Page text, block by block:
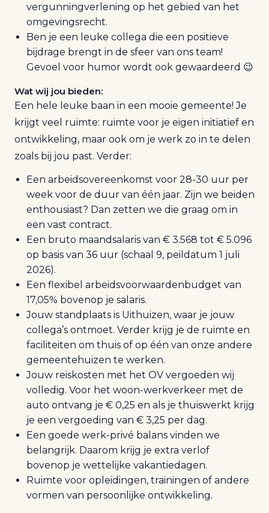
vergunningverlening op het gebied van het
omgevingsrecht.
Ben je een leuke collega die een positieve
bijdrage brengt in de sfeer van ons team!
Gevoel voor humor wordt ook gewaardeerd 😉
Wat wij jou bieden:
Een hele leuke baan in een mooie gemeente! Je
krijgt veel ruimte: ruimte voor je eigen initiatief en
ontwikkeling, maar ook om je werk zo in te delen
zoals bij jou past. Verder:
Een arbeidsovereenkomst voor 28-30 uur per
week voor de duur van één jaar. Zijn we beiden
enthousiast? Dan zetten we die graag om in
een vast contract.
Een bruto maandsalaris van € 3.568 tot € 5.096
op basis van 36 uur (schaal 9, peildatum 1 juli
2026).
Een flexibel arbeidsvoorwaardenbudget van
17,05% bovenop je salaris.
Jouw standplaats is Uithuizen, waar je jouw
collega’s ontmoet. Verder krijg je de ruimte en
faciliteiten om thuis of op één van onze andere
gemeentehuizen te werken.
Jouw reiskosten met het OV vergoeden wij
volledig. Voor het woon-werkverkeer met de
auto ontvang je € 0,25 en als je thuiswerkt krijg
je een vergoeding van € 3,25 per dag.
Een goede werk-privé balans vinden we
belangrijk. Daarom krijg je extra verlof
bovenop je wettelijke vakantiedagen.
Ruimte voor opleidingen, trainingen of andere
vormen van persoonlijke ontwikkeling.